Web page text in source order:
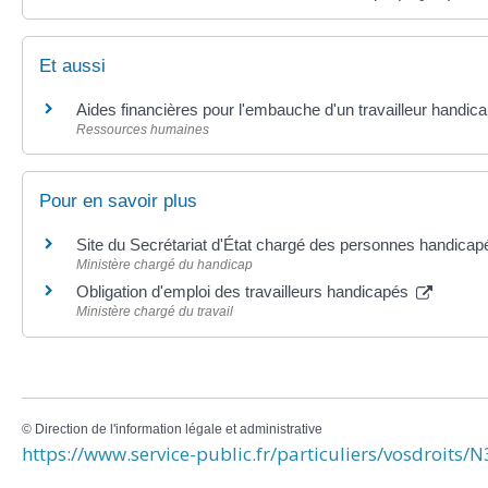
Et aussi
Aides financières pour l'embauche d'un travailleur
Ressources humaines
Pour en savoir plus
Site du Secrétariat d'État chargé des personnes
Ministère chargé du handicap
Obligation d'emploi des travailleurs handicapés
Ministère chargé du travail
© Direction de l'information légale et administrative
https://www.service-public.fr/particuliers/vosdroits/